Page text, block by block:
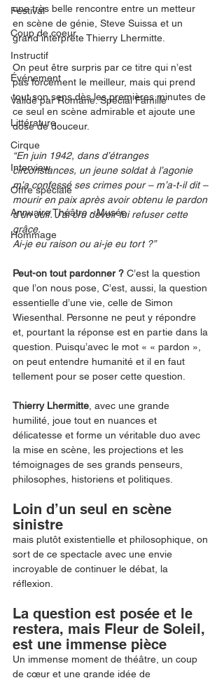
Festival
Coup de coeur
Instructif
Événement
Validé par Romane. Spécial Famille
Littérature
Cirque
Interview
Offre spéciale
Annuaire Théâtre - Musée
Hommage
une très belle rencontre entre un metteur
en scène de génie, Steve Suissa et un
grand interprète Thierry Lhermitte.
On peut être surpris par ce titre qui n’est
pas forcément le meilleur, mais qui prend
tout son sens dès les premières minutes de
ce seul en scène admirable et ajoute une
dose de douceur.
“En juin 1942, dans d’étranges
circonstances, un jeune soldat à l’agonie
m’a confessé ses crimes pour – m’a-t-il dit –
mourir en paix après avoir obtenu le pardon
d’un Juif. J’ai cru devoir lui refuser cette
grâce.
Ai-je eu raison ou ai-je eu tort ?”
Peut-on tout pardonner ? C’est la question
que l’on nous pose, C’est, aussi, la question
essentielle d’une vie, celle de Simon
Wiesenthal. Personne ne peut y répondre
et, pourtant la réponse est en partie dans la
question. Puisqu’avec le mot « « pardon »,
on peut entendre humanité et il en faut
tellement pour se poser cette question.
Thierry Lhermitte , avec une grande
humilité, joue tout en nuances et
délicatesse et forme un véritable duo avec
la mise en scène, les projections et les
témoignages de ses grands penseurs,
philosophes, historiens et politiques.
Loin d’un seul en scène
sinistre
mais plutôt existentielle et philosophique, on
sort de ce spectacle avec une envie
incroyable de continuer le débat, la
réflexion.
La question est posée et le
restera, mais Fleur de Soleil,
est une immense pièce
Un immense moment de théâtre, un coup
de cœur et une grande idée de